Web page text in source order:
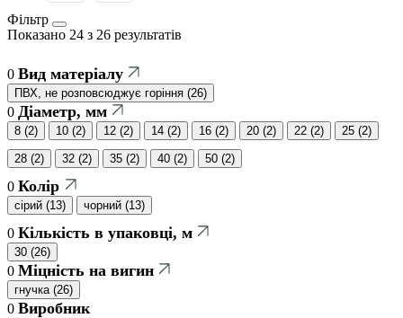
Фільтр
Показано 24 з 26 результатів
0 Вид матеріалу
ПВХ, не розповсюджує горіння (26)
0 Діаметр, мм
8 (2) 10 (2) 12 (2) 14 (2) 16 (2) 20 (2) 22 (2) 25 (2)
28 (2) 32 (2) 35 (2) 40 (2) 50 (2)
0 Колір
cірий (13) чорний (13)
0 Кількість в упаковці, м
30 (26)
0 Міцність на вигин
гнучка (26)
0 Виробник